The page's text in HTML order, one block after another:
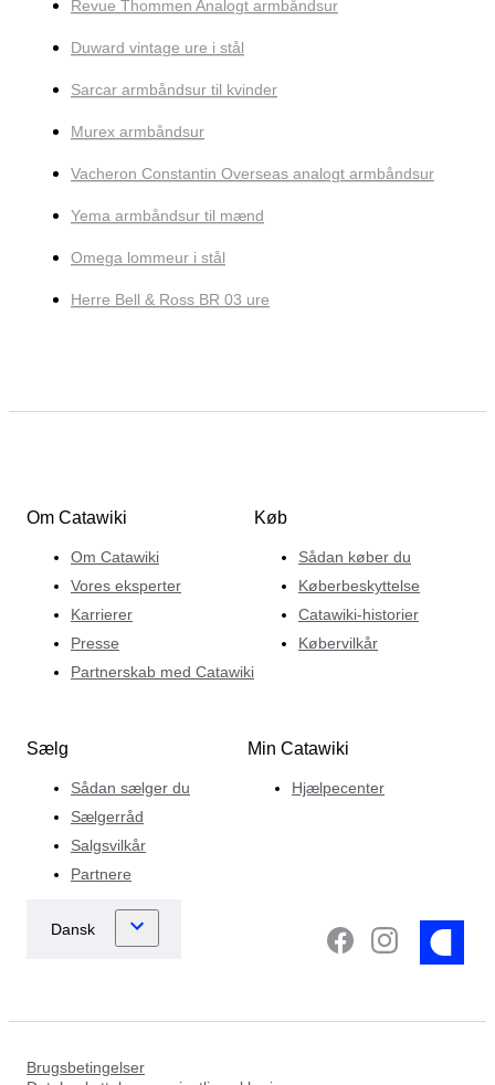
Revue Thommen Analogt armbåndsur
Duward vintage ure i stål
Sarcar armbåndsur til kvinder
Murex armbåndsur
Vacheron Constantin Overseas analogt armbåndsur
Yema armbåndsur til mænd
Omega lommeur i stål
Herre Bell & Ross BR 03 ure
Om Catawiki
Om Catawiki
Vores eksperter
Karrierer
Presse
Partnerskab med Catawiki
Køb
Sådan køber du
Køberbeskyttelse
Catawiki-historier
Købervilkår
Sælg
Sådan sælger du
Sælgerråd
Salgsvilkår
Partnere
Min Catawiki
Hjælpecenter
Brugsbetingelser